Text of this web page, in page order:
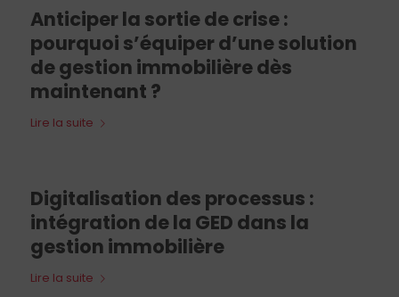
Anticiper la sortie de crise :
pourquoi s’équiper d’une solution
de gestion immobilière dès
maintenant ?
Lire la suite
Digitalisation des processus :
intégration de la GED dans la
gestion immobilière
Lire la suite